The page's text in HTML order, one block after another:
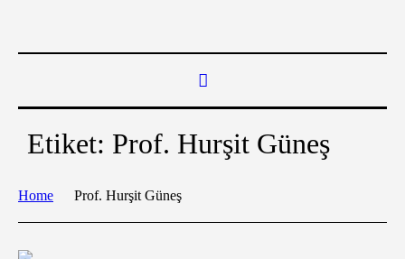
Etiket: Prof. Hurşit Güneş
Home Prof. Hurşit Güneş